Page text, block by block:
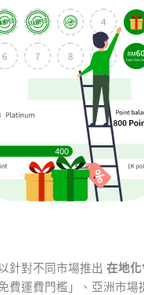
針對不同市場推出 在地
費運費門檻」、亞洲市場